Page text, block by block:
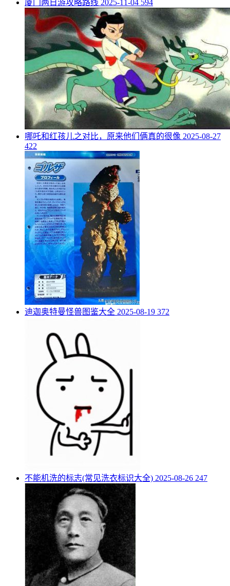
​厦门两日游攻略路线 2025-11-04 594
​哪吒和红孩儿之对比，原来他们俩真的很像 2025-08-27
422
迪迦奥特曼怪兽图鉴大全 2025-08-19 372
​不能机洗的标志(常见洗衣标识大全) 2025-08-26 247